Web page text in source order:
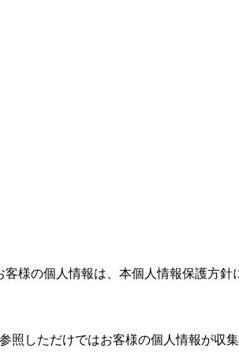
様の個人情報は、本個人情報保護方針
照しただけではお客様の個人情報が収